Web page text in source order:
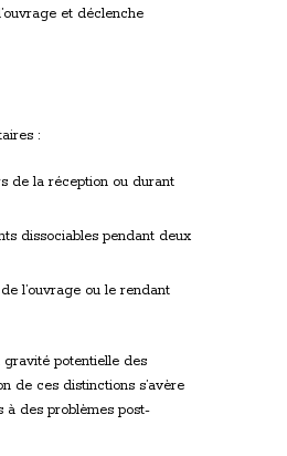
et déclenche
:
de la réception ou durant
dissociables pendant deux
l’ouvrage ou le rendant
potentielle des
de ces distinctions s’avère
à des problèmes post-